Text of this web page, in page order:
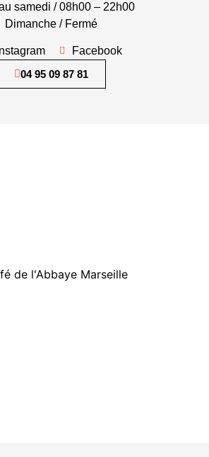
samedi / 08h00 – 22h00
Dimanche / Fermé
Instagram
Facebook
04 95 09 87 81